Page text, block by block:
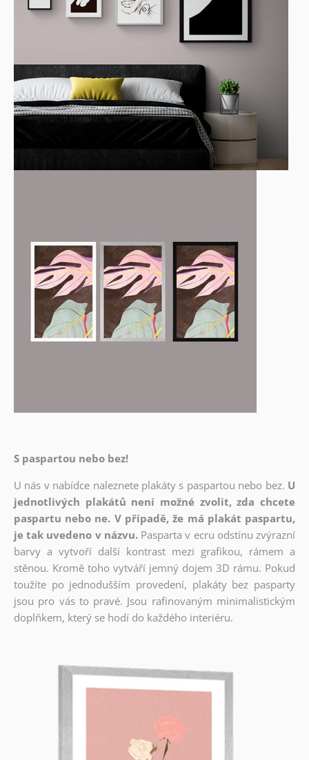
S paspartou nebo bez!
U nás v nabídce naleznete plakáty s paspartou nebo bez. U
jednotlivých plakátů není možné zvolit, zda chcete
paspartu nebo ne. V případě, že má plakát paspartu,
je tak uvedeno v názvu. Pasparta v ecru odstínu zvýrazní
barvy a vytvoří další kontrast mezi grafikou, rámem a
stěnou. Kromě toho vytváří jemný dojem 3D rámu. Pokud
toužíte po jednodušším provedení, plakáty bez pasparty
jsou pro vás to pravé. Jsou rafinovaným minimalistickým
doplňkem, který se hodí do každého interiéru.